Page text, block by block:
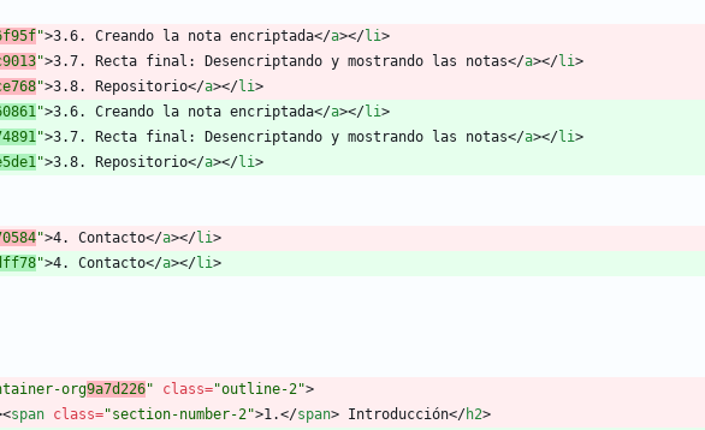
">3.6. Creando la nota encriptada</a></li>
">3.7. Recta final: Desencriptando y mostrando las notas</a></li>
">3.8. Repositorio</a></li>
">3.6. Creando la nota encriptada</a></li>
">3.7. Recta final: Desencriptando y mostrando las notas</a></li>
">3.8. Repositorio</a></li>
">4. Contacto</a></li>
">4. Contacto</a></li>
org9a7d226" class="outline-2">
<span class="section-number-2">1.</span> Introducción</h2>